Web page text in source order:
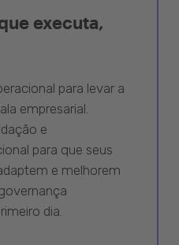
executa,
para levar a
empresarial.
e
para que seus
e melhorem
dia.